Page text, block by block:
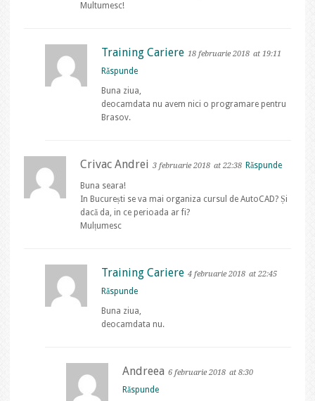
Multumesc!
Training Cariere 18 februarie 2018 at 19:11
Răspunde
Buna ziua,
deocamdata nu avem nici o programare pentru
Brasov.
Crivac Andrei 3 februarie 2018 at 22:38 Răspunde
Buna seara!
In București se va mai organiza cursul de AutoCAD? Și
dacă da, in ce perioada ar fi?
Mulțumesc
Training Cariere 4 februarie 2018 at 22:45
Răspunde
Buna ziua,
deocamdata nu.
Andreea 6 februarie 2018 at 8:30
Răspunde